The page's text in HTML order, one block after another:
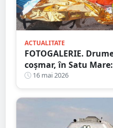
ACTUALITATE
FOTOGALERIE.
coșmar, în Satu
după ce a alergat pe
frunze
16 mai 2026